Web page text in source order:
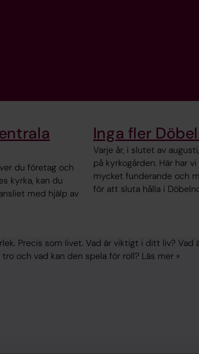
du företag och
kyrka, kan du
med hjälp av
Inga fler
Varje år, i slutet av
på kyrkogården. Här har
mycket funderande och
för att sluta hålla i
Precis som livet. Vad är viktigt i ditt liv?
och vad kan den spela för roll? Läs mer »